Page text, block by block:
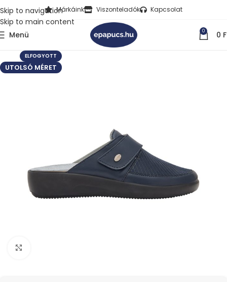
Skip to navigation
Skip to main content
Márkáink Viszonteladók Kapcsolat
Menü 0 0
ELFOGYOTT
UTOLSÓ MÉRET